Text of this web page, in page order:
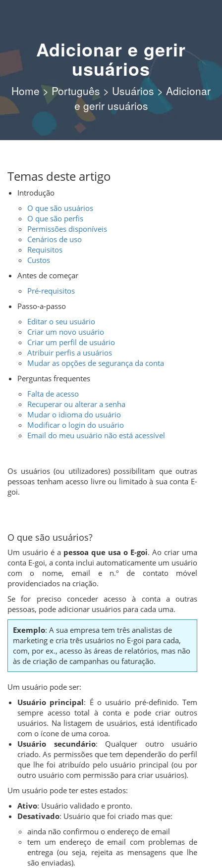
Adicionar e gerir
usuários
Home > Português > Usuários > Adicionar
e gerir usuários
Temas deste artigo
Introdução
O que são usuários
O que são perfis
Permissões disponíveis
Cenários de uso
Requisitos
Custos
Antes de começar
Pré-requisitos
Passo-a-passo
Editar o seu usuário
Criar um novo usuário
Criar um perfil de usuário
Atribuir perfis a usuários
Mudar as opções de segurança da conta
Perguntas frequentes
Falta de acesso
Recuperar ou alterar a senha
Mudar o idioma do usuário
Modificar o login do usuário
Email do meu usuário não está acessível
Os usuários (ou utilizadores) possibilitam que outras
pessoas tenham acesso livre ou limitado à sua conta E-
goi.
O que são usuários?
Um usuário é a pessoa que usa o E-goi. Ao criar uma
conta E-goi, a conta inclui automaticamente um usuário
com o nome, email e n.º de contato móvel
providenciados na criação.
Se for preciso conceder acesso à conta a outras
pessoas, pode adicionar usuários para cada uma.
Exemplo: A sua empresa tem três analistas de
marketing e cria três usuários no E-goi para cada,
com, por ex., acesso às áreas de relatórios, mas não
às de criação de campanhas ou faturação.
Um usuário pode ser:
Usuário principal: É o usuário pré-definido. Tem
sempre acesso total à conta e pode criar outros
usuários. Na listagem de usuários, está identificado
com o ícone de uma coroa.
Usuário secundário: Qualquer outro usuário
criado. As permissões que tem dependerão do perfil
que lhe foi atribuído pelo usuário principal (ou por
outro usuário com permissão para criar usuários).
Um usuário pode ter estes estados:
Ativo: Usuário validado e pronto.
Desativado: Usuário que foi criado mas que:
ainda não confirmou o endereço de email
tem um endereço de email com problemas de
entrega (ou seja, rejeita as mensagens que lhe
são enviadas).